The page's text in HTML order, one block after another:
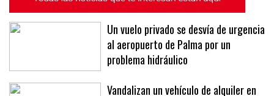
Un vuelo privado se desvía de urgencia
al aeropuerto de Palma por un
problema hidráulico